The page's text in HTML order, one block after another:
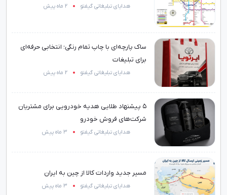
هدایای تبلیغاتی گیفتو 2 ماه پیش
ساک پارچه‌ای با چاپ تمام رنگی؛ انتخابی حرفه‌ای
برای تبلیغات
هدایای تبلیغاتی گیفتو 2 ماه پیش
۵ پیشنهاد طلایی هدیه خودرویی برای مشتریان
شرکت‌های فروش خودرو
هدایای تبلیغاتی گیفتو 3 ماه پیش
مسیر جدید واردات کالا از چین به ایران
هدایای تبلیغاتی گیفتو 3 ماه پیش